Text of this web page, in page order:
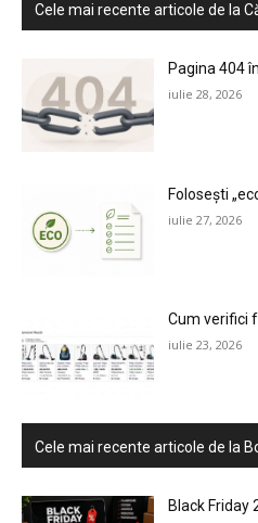
Cele mai recente articole de la
Pagina 404
iulie 28, 2026
Folosești
iulie 27, 2026
Cum verifici
iulie 23, 2026
Cele mai recente articole de la
Black Friday